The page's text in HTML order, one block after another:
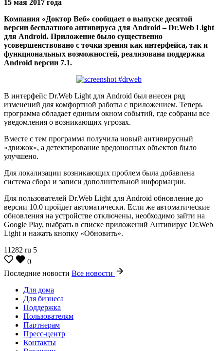
15 мая 2017 года
Компания «Доктор Веб» сообщает о выпуске десятой
версии бесплатного антивируса для Android – Dr.Web Light
для Android. Приложение было существенно
усовершенствовано с точки зрения как интерфейса, так и
функциональных возможностей, реализована поддержка
Android версии 7.1.
В интерфейс Dr.Web Light для Android был внесен ряд
изменений для комфортной работы с приложением. Теперь
программа обладает единым окном событий, где собраны все
уведомления о возникающих угрозах.
Вместе с тем программа получила новый антивирусный
«движок», а детектирование вредоносных объектов было
улучшено.
Для локализации возникающих проблем была добавлена
система сбора и записи дополнительной информации.
Для пользователей Dr.Web Light для Android обновление до
версии 10.0 пройдет автоматически. Если же автоматические
обновления на устройстве отключены, необходимо зайти на
Google Play, выбрать в списке приложений Антивирус Dr.Web
Light и нажать кнопку «Обновить».
11282 ru 5
0
Последние новости Все новости
Для дома
Для бизнеса
Поддержка
Пользователям
Партнерам
Пресс-центр
Контакты